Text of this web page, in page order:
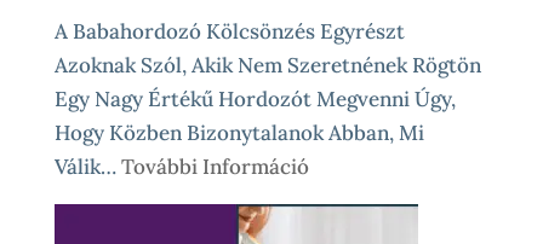
A Babahordozó Kölcsönzés Egyrészt
Azoknak Szól, Akik Nem Szeretnének Rögtön
Egy Nagy Értékű Hordozót Megvenni Úgy,
Hogy Közben Bizonytalanok Abban, Mi
Válik…További Információ:
Babahordozó